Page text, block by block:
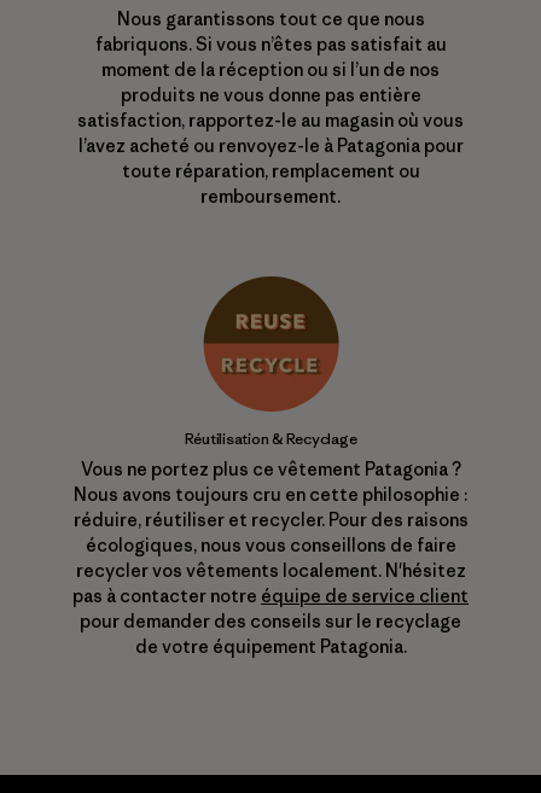
Nous garantissons tout ce que nous
fabriquons. Si vous n’êtes pas satisfait au
moment de la réception ou si l’un de nos
produits ne vous donne pas entière
satisfaction, rapportez-le au magasin où vous
l’avez acheté ou renvoyez-le à Patagonia pour
toute réparation, remplacement ou
remboursement.
Réutilisation & Recyclage
Vous ne portez plus ce vêtement Patagonia ?
Nous avons toujours cru en cette philosophie :
réduire, réutiliser et recycler. Pour des raisons
écologiques, nous vous conseillons de faire
recycler vos vêtements localement. N'hésitez
pas à contacter notre équipe de service client
pour demander des conseils sur le recyclage
de votre équipement Patagonia.